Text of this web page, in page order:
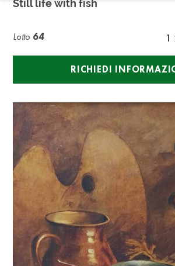
Still life with fish
Lotto 64 1
RICHIEDI